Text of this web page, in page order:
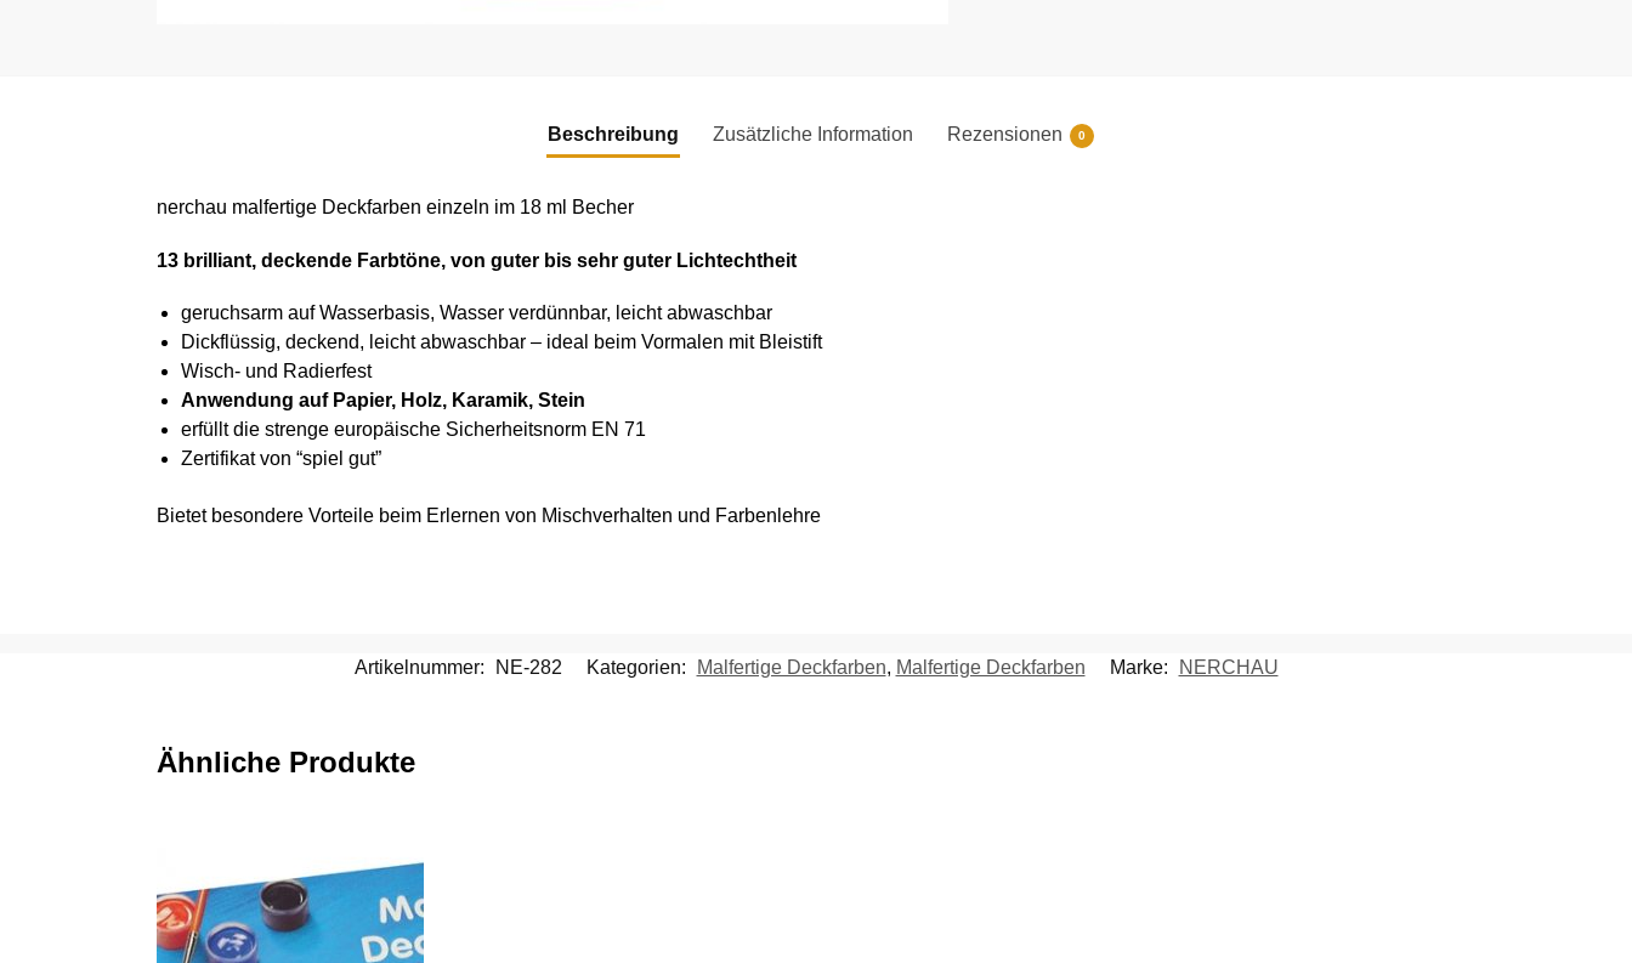
Beschreibung Zusätzliche Information Rezensionen 0
nerchau malfertige Deckfarben einzeln im 18 ml Becher
13 brilliant, deckende Farbtöne, von guter bis sehr guter Lichtechtheit
geruchsarm auf Wasserbasis, Wasser verdünnbar, leicht abwaschbar
Dickflüssig, deckend, leicht abwaschbar – ideal beim Vormalen mit Bleistift
Wisch- und Radierfest
Anwendung auf Papier, Holz, Karamik, Stein
erfüllt die strenge europäische Sicherheitsnorm EN 71
Zertifikat von “spiel gut”
Bietet besondere Vorteile beim Erlernen von Mischverhalten und Farbenlehre
Artikelnummer: NE-282 Kategorien: Malfertige Deckfarben, Malfertige Deckfarben Marke: NERCHAU
Ähnliche Produkte